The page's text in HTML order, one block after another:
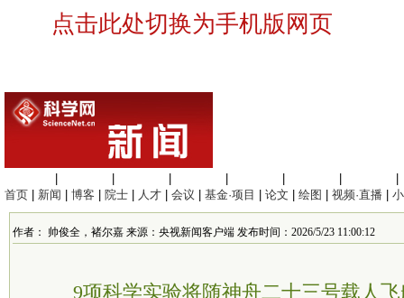
点击此处切换为手机版网页
首页
新闻 博客 院士 人才 会议 基金·项目 论文 绘图 视频·直播
作者： 帅俊全，褚尔嘉 来源：央视新闻客户端 发布时间：2026/5/23 11:00:12
9项科学实验将随神舟二十三号载人